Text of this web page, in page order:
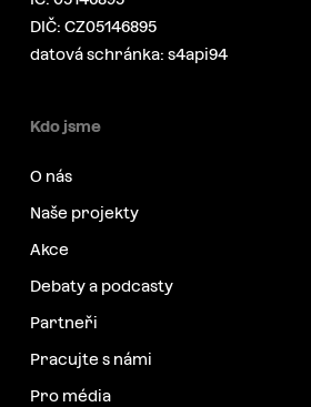
DIČ: CZ05146895
datová schránka: s4api94
Kdo jsme
O nás
Naše projekty
Akce
Debaty a podcasty
Partneři
Pracujte s námi
Pro média